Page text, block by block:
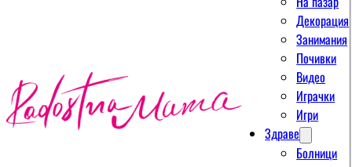
Декорация
Занимания
Почивки
Видео
Играчки
Игри
Здраве
Болници